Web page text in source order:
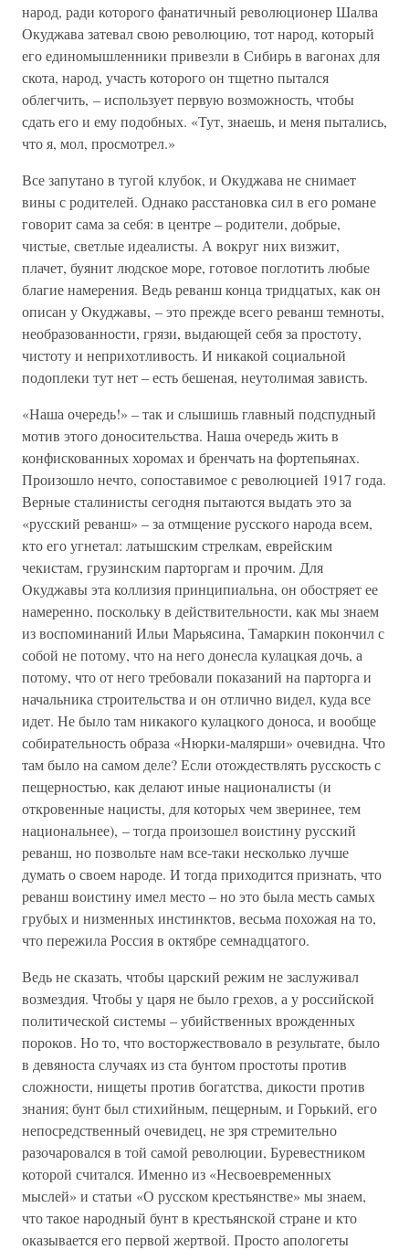
народ, ради которого фанатичный революционер Шалва
Окуджава затевал свою революцию, тот народ, который
его единомышленники привезли в Сибирь в вагонах для
скота, народ, участь которого он тщетно пытался
облегчить, – использует первую возможность, чтобы
сдать его и ему подобных. «Тут, знаешь, и меня пытались,
что я, мол, просмотрел.»
Все запутано в тугой клубок, и Окуджава не снимает
вины с родителей. Однако расстановка сил в его романе
говорит сама за себя: в центре – родители, добрые,
чистые, светлые идеалисты. А вокруг них визжит,
плачет, буянит людское море, готовое поглотить любые
благие намерения. Ведь реванш конца тридцатых, как он
описан у Окуджавы, – это прежде всего реванш темноты,
необразованности, грязи, выдающей себя за простоту,
чистоту и неприхотливость. И никакой социальной
подоплеки тут нет – есть бешеная, неутолимая зависть.
«Наша очередь!» – так и слышишь главный подспудный
мотив этого доносительства. Наша очередь жить в
конфискованных хоромах и бренчать на фортепьянах.
Произошло нечто, сопоставимое с революцией 1917 года.
Верные сталинисты сегодня пытаются выдать это за
«русский реванш» – за отмщение русского народа всем,
кто его угнетал: латышским стрелкам, еврейским
чекистам, грузинским парторгам и прочим. Для
Окуджавы эта коллизия принципиальна, он обостряет ее
намеренно, поскольку в действительности, как мы знаем
из воспоминаний Ильи Марьясина, Тамаркин покончил с
собой не потому, что на него донесла кулацкая дочь, а
потому, что от него требовали показаний на парторга и
начальника строительства и он отлично видел, куда все
идет. Не было там никакого кулацкого доноса, и вообще
собирательность образа «Нюрки-малярши» очевидна. Что
там было на самом деле? Если отождествлять русскость с
пещерностью, как делают иные националисты (и
откровенные нацисты, для которых чем зверинее, тем
национальнее), – тогда произошел воистину русский
реванш, но позвольте нам все-таки несколько лучше
думать о своем народе. И тогда приходится признать, что
реванш воистину имел место – но это была месть самых
грубых и низменных инстинктов, весьма похожая на то,
что пережила Россия в октябре семнадцатого.
Ведь не сказать, чтобы царский режим не заслуживал
возмездия. Чтобы у царя не было грехов, а у российской
политической системы – убийственных врожденных
пороков. Но то, что восторжествовало в результате, было
в девяноста случаях из ста бунтом простоты против
сложности, нищеты против богатства, дикости против
знания; бунт был стихийным, пещерным, и Горький, его
непосредственный очевидец, не зря стремительно
разочаровался в той самой революции, Буревестником
которой считался. Именно из «Несвоевременных
мыслей» и статьи «О русском крестьянстве» мы знаем,
что такое народный бунт в крестьянской стране и кто
оказывается его первой жертвой. Просто апологеты